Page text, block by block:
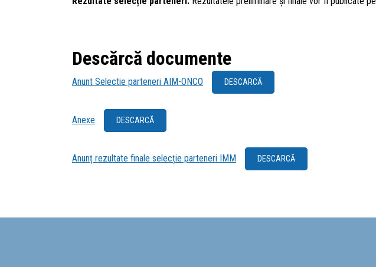
Descărcă documente
Anunt Selectie parteneri AIM-ONCO DESCARCĂ
Anexe DESCARCĂ
Anunț rezultate finale selecție parteneri IMM DESCARCĂ